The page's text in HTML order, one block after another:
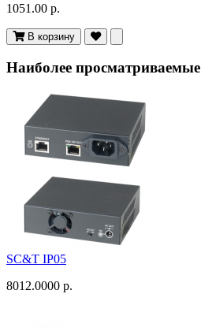
1051.00 р.
В корзину
Наиболее просматриваемые
SC&T IP05
8012.0000 р.